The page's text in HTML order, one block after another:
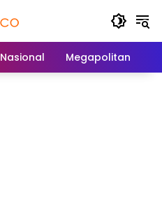
Nasional Megapolitan